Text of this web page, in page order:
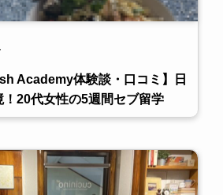
Academy体験談・口コミ】日
20代女性の5週間セブ留学